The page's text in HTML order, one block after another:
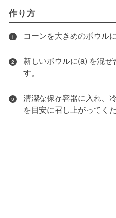
作り方
1 コーンを大きめのボウル
2
新しいボウルに(a) を混
す。
3
清潔な保存容器に入れ、
を目安に召し上がってくだ